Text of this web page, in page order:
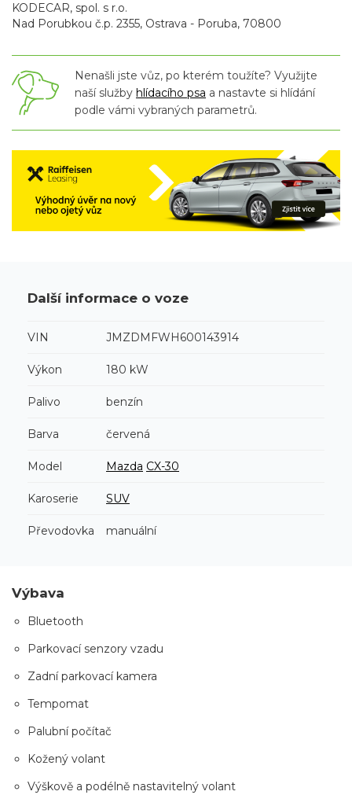
KODECAR, spol. s r.o.
Nad Porubkou č.p. 2355, Ostrava - Poruba, 70800
Nenašli jste vůz, po kterém toužíte? Využijte
naší služby hlídacího psa a nastavte si hlídání
podle vámi vybraných parametrů.
Další informace o voze
VIN JMZDMFWH600143914
Výkon 180 kW
Palivo benzín
Barva červená
Model Mazda CX-30
Karoserie SUV
Převodovka manuální
Výbava
Bluetooth
Parkovací senzory vzadu
Zadní parkovací kamera
Tempomat
Palubní počítač
Kožený volant
Výškově a podélně nastavitelný volant